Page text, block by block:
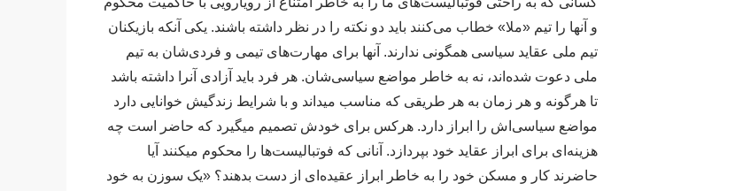
و آنها را تیم «ملا» خطاب می‌کنند باید دو نکته را در نظر داشته باشند. یکی آنکه بازیکنان
تیم ملی عقاید سیاسی همگونی ندارند. آنها برای مهارت‌های تیمی و فردی‌شان به تیم
ملی دعوت شده‌اند، نه به خاطر مواضع سیاسی‌شان. هر فرد باید آزادی آنرا داشته باشد
تا هرگونه و هر زمان به هر طریقی که مناسب میداند و با شرایط زندگیش خوانایی دارد
مواضع سیاسی‌اش را ابراز دارد. هرکس برای خودش تصمیم میگیرد که حاضر است چه
هزینه‌ای برای ابراز عقاید خود بپردازد. آنانی که فوتبالیست‌ها را محکوم میکنند آیا
حاضرند کار و مسکن خود را به خاطر ابراز عقیده‌ای از دست بدهند؟ «یک سوزن به خود